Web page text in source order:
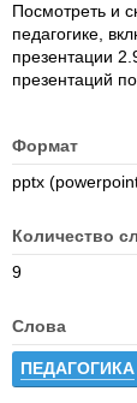
Посмотреть и
педагогике,
презентации
презентаций
Формат
pptx
Количество
9
Слова
ПЕДАГОГИКА